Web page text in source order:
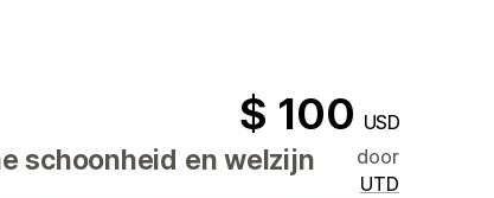
$ 100 USD
schoonheid en welzijn
door
UTD